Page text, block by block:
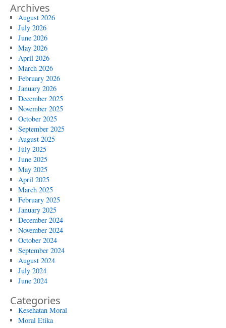
Archives
August 2026
July 2026
June 2026
May 2026
April 2026
March 2026
February 2026
January 2026
December 2025
November 2025
October 2025
September 2025
August 2025
July 2025
June 2025
May 2025
April 2025
March 2025
February 2025
January 2025
December 2024
November 2024
October 2024
September 2024
August 2024
July 2024
June 2024
Categories
Kesehatan Moral
Moral Etika